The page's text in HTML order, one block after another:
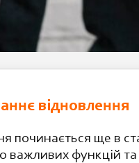
відновлення
починається ще в
важливих функцій